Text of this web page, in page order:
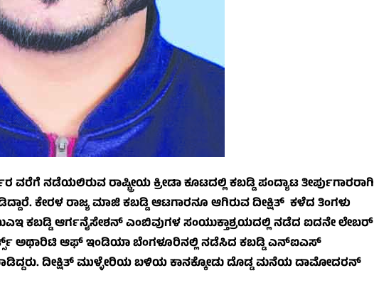
ನಡೆಯಲಿರುವ ರಾಷ್ಟ್ರೀಯ ಕ್ರೀಡಾ ಕೂಟದಲ್ಲಿ ಕಬಡ್ಡಿ ಪಂದ್ಯಾಟ ತೀರ್ಪುಗಾರರಾಗಿ
ಕೇರಳ ರಾಜ್ಯ ಮಾಜಿ ಕಬಡ್ಡಿ ಆಟಗಾರನೂ ಆಗಿರುವ ದೀಕ್ಷಿತ್ ಕಳೆದ ತಿಂಗಳು
ಕಬಡ್ಡಿ ಆರ್ಗನೈಸೇಶನ್ ಎಂಬಿವುಗಳ ಸಂಯುಕ್ತಾಶ್ರಯದಲ್ಲಿ ನಡೆದ ಐದನೇ ಲೇಬರ್
ಅಥಾರಿಟಿ ಆಫ್ ಇಂಡಿಯಾ ಬೆಂಗಳೂರಿನಲ್ಲಿ ನಡೆಸಿದ ಕಬಡ್ಡಿ ಎನ್‌ಐಎಸ್
ದೀಕ್ಷಿತ್ ಮುಳ್ಳೇರಿಯ ಬಳಿಯ ಕಾನಕ್ಕೋಡು ದೊಡ್ಡ ಮನೆಯ ದಾಮೋದರನ್